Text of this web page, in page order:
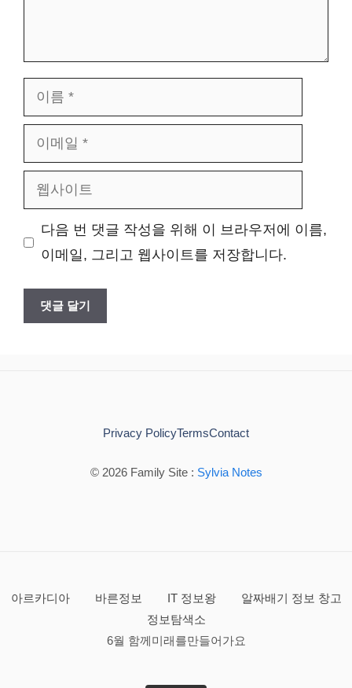
름
메
사
다음 번 댓글 작성을 위해 이 브라우저에 이름,
이메일, 그리고 웹사이트를 저장합니다.
© 2026 Family Site : Sylvia Notes
Privacy PolicyTermsContact
아르카디아 바른정보 IT 정보왕
알짜배기 정보 창고
정보탐색소
6월 함께미래를만들어가요